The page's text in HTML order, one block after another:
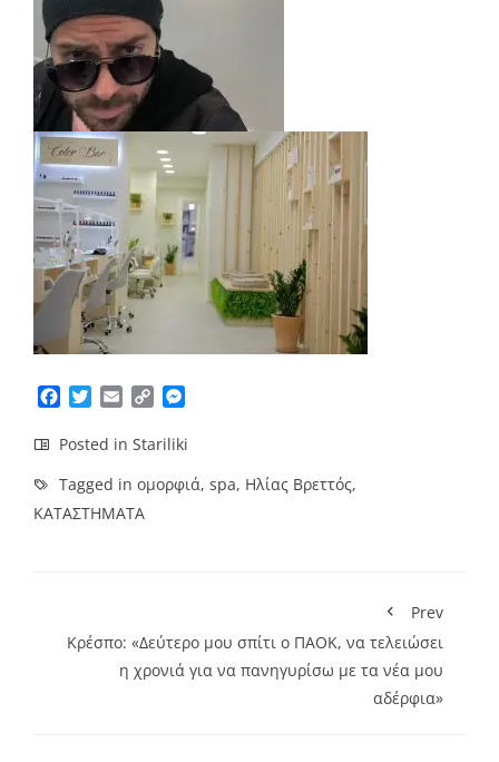
Facebook
TwitterEmailCopy
Posted in Stariliki
Tagged in ομορφιά, spa, Ηλίας Βρεττός,
ΚΑΤΑΣΤΗΜΑΤΑ
Prev
Κρέσπο: «Δεύτερο μου σπίτι ο ΠΑΟΚ, να τελειώσει
η χρονιά για να πανηγυρίσω με τα νέα μου
αδέρφια»